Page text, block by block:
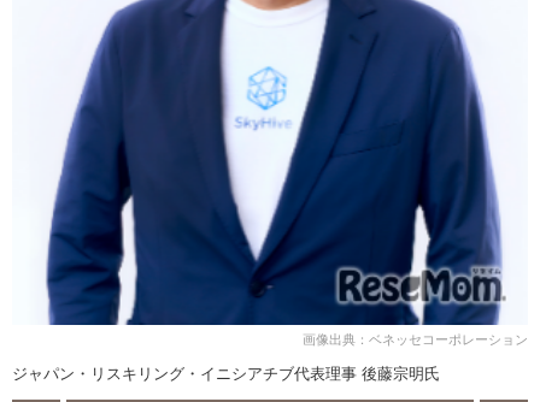
画像出典：ベネッセコーポレーション
ジャパン・リスキリング・イニシアチブ代表理事 後藤宗明氏